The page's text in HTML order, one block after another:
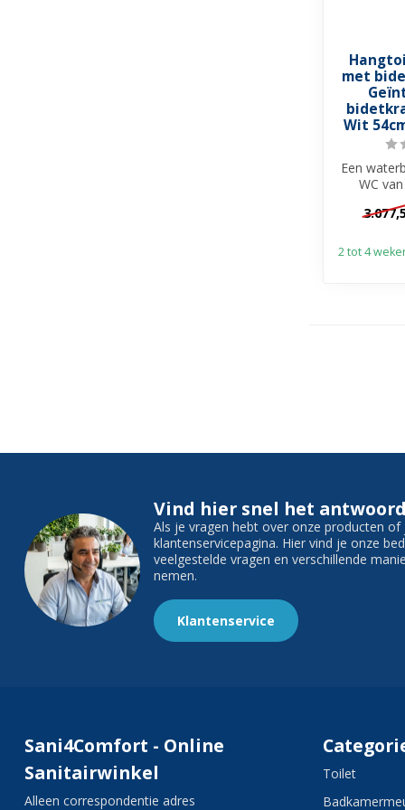
met
Wit
Een
WC
2 tot 4
Vind hier snel het
Als je vragen hebt over onze producten
klantenservicepagina. Hier vind je onze
veelgestelde vragen en verschillende
nemen.
Klantenservice
Sani4Comfort - Online
Sanitairwinkel
Alleen correspondentie adres
Toilet